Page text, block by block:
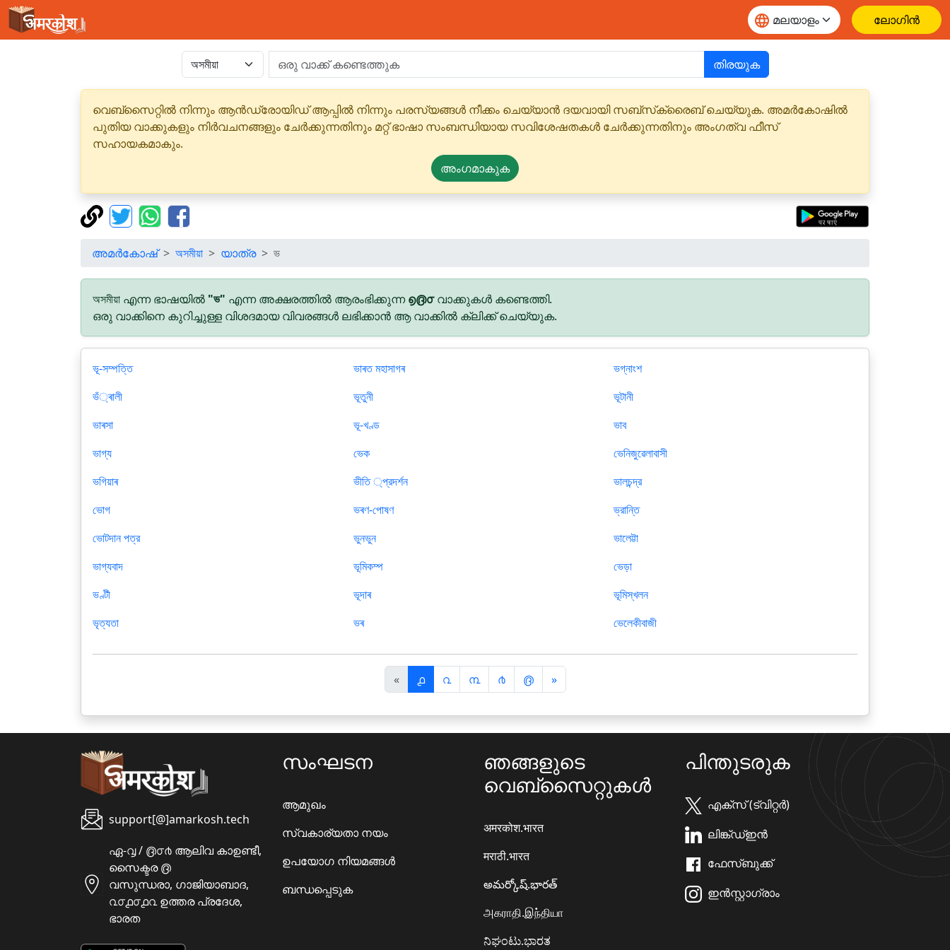
ലോഗിൻ
തിരയുക
വെബ്‌സൈറ്റിൽ നിന്നും ആൻഡ്രോയിഡ് ആപ്പിൽ നിന്നും പരസ്യങ്ങൾ നീക്കം ചെയ്യാൻ ദയവായി സബ്‌സ്‌ക്രൈബ് ചെയ്യുക. അമർകോഷിൽ
പുതിയ വാക്കുകളും നിർവചനങ്ങളും ചേർക്കുന്നതിനും മറ്റ് ഭാഷാ സംബന്ധിയായ സവിശേഷതകൾ ചേർക്കുന്നതിനും അംഗത്വ ഫീസ്
സഹായകമാകും.
അംഗമാകുക
അമർകോഷ് অসমীয়া യാത്ര ভ
অসমীয়া എന്ന ഭാഷയിൽ "ভ" എന്ന അക്ഷരത്തിൽ ആരംഭിക്കുന്ന൭൫൦വാക്കുകൾ കണ്ടെത്തി.
ഒരു വാക്കിനെ കുറിച്ചുള്ള വിശദമായ വിവരങ്ങൾ ലഭിക്കാൻ ആ വാക്കിൽ ക്ലിക്ക് ചെയ്യുക.
ভূ-সম্পত্তি
ভঁ্ৰালী
ভাৰসা
ভাগ্য
ভগিয়াৰ
ভোগ
ভোটদান পত্র
ভাগ্যবাদ
ভণ্টী
ভৃত্যতা
ভাৰত মহাসাগৰ
ভূতুনী
ভূ-খণ্ড
ভেক
ভীতি ্প্রদর্শন
ভৰণ-পোষণ
ভুনভুন
ভূমিকম্প
ভূদাৰ
ভৰ
ভগ্নাংশ
ভূটানী
ভাব
ভেনিজুৱেলাবাসী
ভালচন্দ্র
ভ্রান্তি
ভালেট্টা
ভেড়া
ভূমিস্খলন
ভেলেকীবাজী
«पि
छ
ला
൧ ൨ ൩ ൪ ൫ »अ
ग
ला
support[@]amarkosh.tech
ഏ-൮ / ൫൦൪ ആലിവ കാഉണ്ടീ,
സൈക്ടര ൫
വസുന്ധരാ, ഗാജിയാബാദ,
൨൦൧൦൧൨ ഉത്തര പ്രദേശ,
ഭാരത
സംഘടന
ആമുഖം
സ്വകാര്യതാ നയം
ഉപയോഗ നിയമങ്ങൾ
ബന്ധപ്പെടുക
ഞങ്ങളുടെ
വെബ്സൈറ്റുകൾ
अमरकोश.भारत
मराठी.भारत
అమర్కోష్.భారత్
அகராதி.இந்தியா
ನಿಘಂಟು.ಭಾರತ
പിന്തുടരുക
എക്സ് (ട്വിറ്റർ)
ലിങ്ക്ഡ്ഇൻ
ഫേസ്ബുക്ക്
ഇൻസ്റ്റാഗ്രാം